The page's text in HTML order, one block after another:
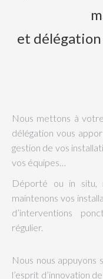
et
Nous mettons à
délégation vous
gestion de vos
vos équipes…
Déporté ou in situ,
maintenons vos
d’interventions
régulier.
Nous nous appuyons
l’esprit d’innovation